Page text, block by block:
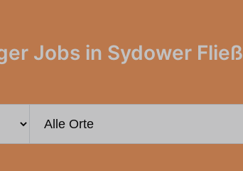
Jobs in Sydower Fließ